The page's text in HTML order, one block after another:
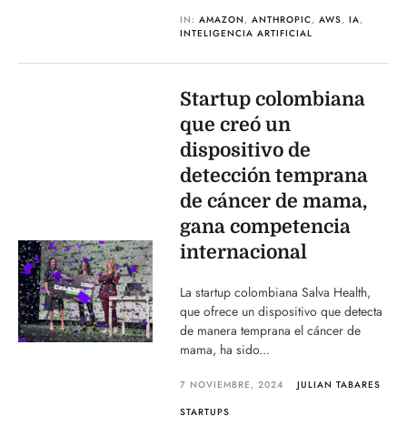
IN:AMAZON ,ANTHROPIC,AWS,IA,
INTELIGENCIA ARTIFICIAL
Startup colombiana
que creó un
dispositivo de
detección temprana
de cáncer de mama,
gana competencia
internacional
La startup colombiana Salva Health,
que ofrece un dispositivo que detecta
de manera temprana el cáncer de
mama, ha sido...
7 NOVIEMBRE, 2024
JULIAN TABARES
STARTUPS